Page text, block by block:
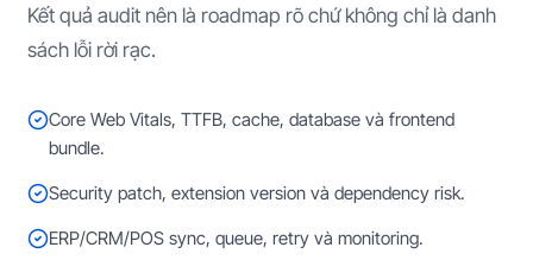
Kết quả audit nên là roadmap rõ chứ không chỉ là danh
sách lỗi rời rạc.
Core Web Vitals, TTFB, cache, database và frontend
bundle.
Security patch, extension version và dependency risk.
ERP/CRM/POS sync, queue, retry và monitoring.